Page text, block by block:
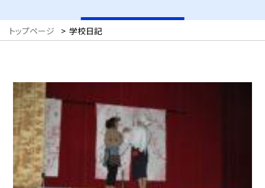
トップページ > 学校日記